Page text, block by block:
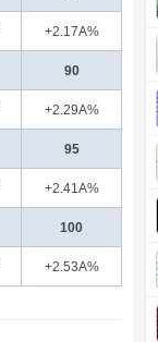
+2.17A%
90
+2.29A%
95
+2.41A%
100
+2.53A%